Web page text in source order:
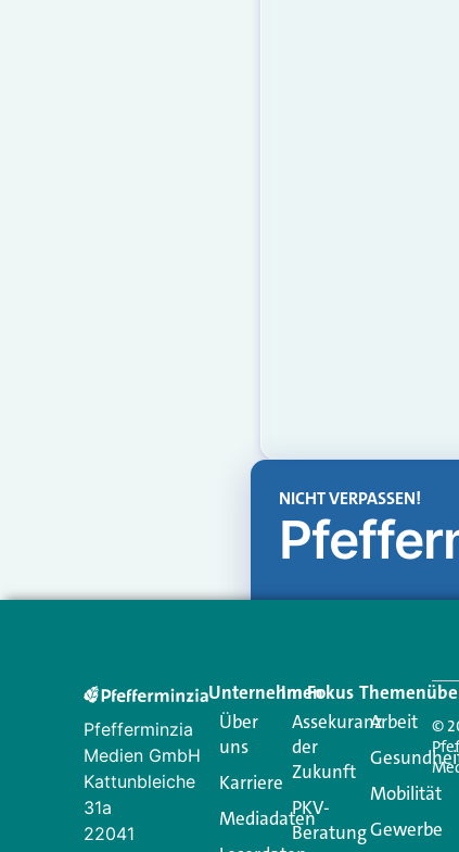
NICHT VERPASSEN!
Pfefferminzia
Medien GmbH
Kattunbleiche
31a
22041
Unternehmen
Über
uns
Karriere
Mediadaten
Im Fokus
Assekuranz
der
Zukunft
PKV-
Beratung
Arbeit
Mobilität
Gewerbe
©